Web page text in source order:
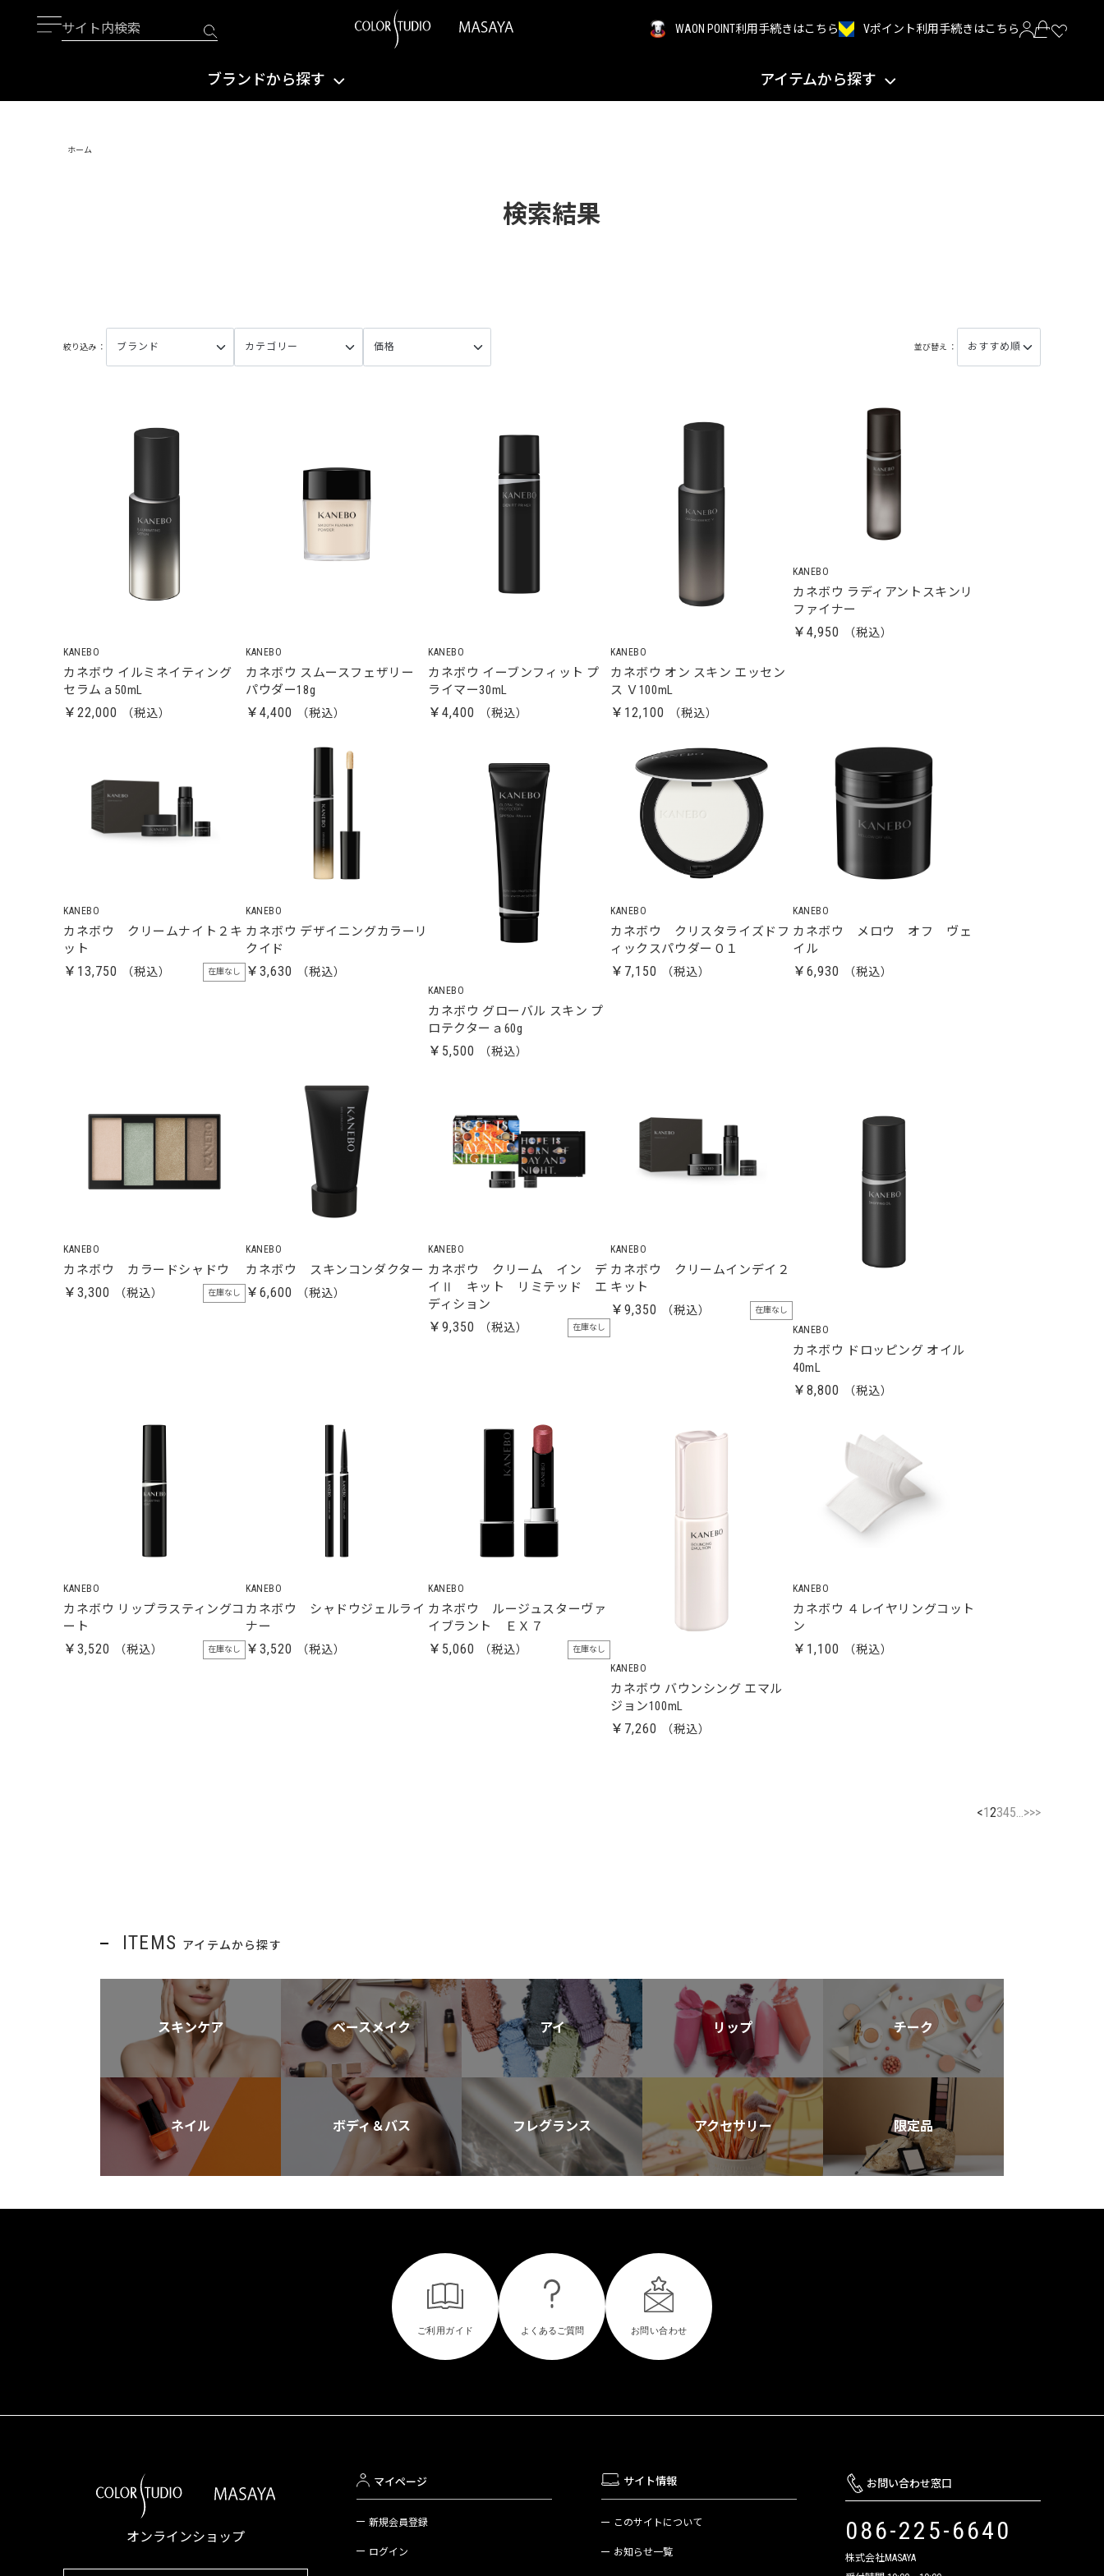
WAON POINT利用手続きはこちら Vポイント利用手続きはこちら
ブランドから探す アイテムから探す
ホーム
検索結果
絞り込み 並び替え
KANEBO
カネボウ イルミネイティング
セラムａ50mL
￥22,000
KANEBO
カネボウ スムースフェザリー
パウダー18g
￥4,400
KANEBO
カネボウ イーブンフィット プ
ライマー30mL
￥4,400
KANEBO
カネボウ オン スキン エッセン
ス Ｖ100mL
￥12,100
KANEBO
カネボウ ラディアントスキンリ
ファイナー
￥4,950
KANEBO
カネボウ クリームナイト２キ
ット
￥13,750 在庫なし
KANEBO
カネボウ デザイニングカラーリ
クイド
￥3,630
KANEBO
カネボウ グローバル スキン プ
ロテクターａ60g
￥5,500
KANEBO
カネボウ クリスタライズドフ
ィックスパウダー０１
￥7,150
KANEBO
カネボウ メロウ オフ ヴェ
イル
￥6,930
KANEBO
カネボウ カラードシャドウ
￥3,300 在庫なし
KANEBO
カネボウ スキンコンダクター
￥6,600
KANEBO
カネボウ クリーム イン デ
イⅡ キット リミテッド エ
ディション
￥9,350 在庫なし
KANEBO
カネボウ クリームインデイ２
キット
￥9,350 在庫なし
KANEBO
カネボウ ドロッピング オイル
40mL
￥8,800
KANEBO
カネボウ リップラスティングコ
ート
￥3,520 在庫なし
KANEBO
カネボウ シャドウジェルライ
ナー
￥3,520
KANEBO
カネボウ ルージュスターヴァ
イブラント ＥＸ７
￥5,060 在庫なし
KANEBO
カネボウ バウンシング エマル
ジョン100mL
￥7,260
KANEBO
カネボウ ４レイヤリングコット
ン
￥1,100
<12345...>>>
ITEMS アイテムから探す
スキンケア ベースメイク アイ リップ チーク
ネイル ボディ＆バス フレグランス アクセサリー 限定品
オンラインショップ
マイページ
新規会員登録
ログイン
サイト情報
このサイトについて
お知らせ一覧
お問い合わせ窓口
086-225-6640
株式会社MASAYA